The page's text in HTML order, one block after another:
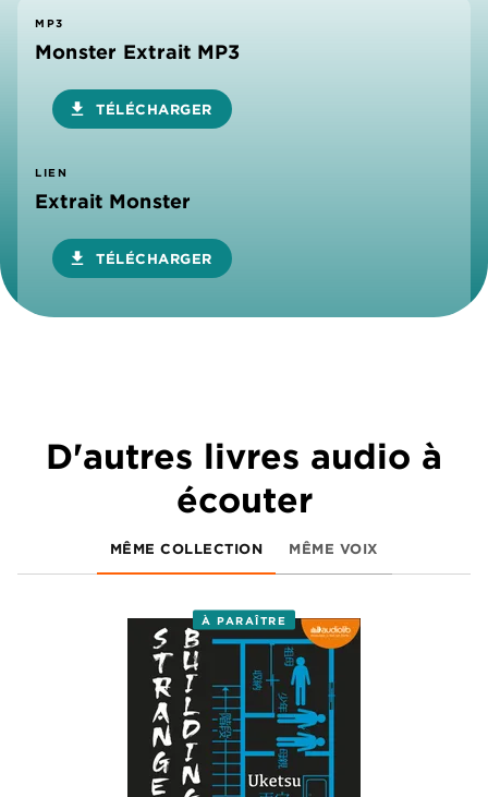
MP3
Monster Extrait MP3
download TÉLÉCHARGER
LIEN
Extrait Monster
download TÉLÉCHARGER
D'autres livres audio à
écouter
MÊME COLLECTION MÊME VOIX
À PARAÎTRE